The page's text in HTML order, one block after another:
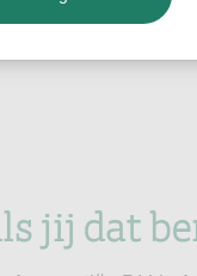
jij dat